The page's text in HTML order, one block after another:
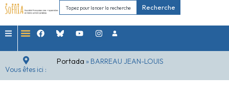
Recherche
Vous êtes ici :
Portada » BARREAU JEAN-LOUIS